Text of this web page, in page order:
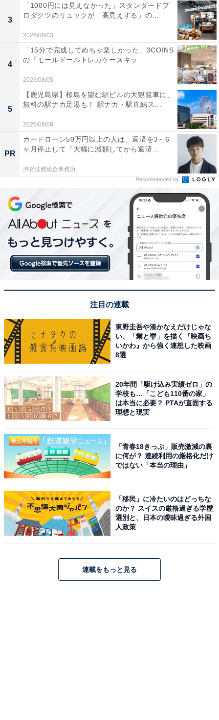
3
「1000円には見えなかった」スタンダードプ
ロダクツのリュックが「高見えする」の...
2026/08/03
4
「15分で完成してめちゃ楽しかった」3COINS
の「モールドールトレカケースキッ...
2026/08/05
5
【鹿児島県】桜島を望む駅ビルの大観覧車に、
無料の駅ナカ足湯も！ 駅ナカ・駅直結ス...
2026/08/08
PR
カードローン50万円以上の人は、返済を3～6
ヶ月停止して『大幅に減額してから返済...
渋谷法務総合事務所
Recommended by
注目の連載
東野圭吾や湊かなえだけじゃな
い、「業と罪」を描く『映画ち
いかわ』から強く連想した映画
8選
20年間「駆け込み実績ゼロ」の
学校も…「こども110番の家」
は本当に必要？ PTAが直面する
理想と現実
「青春18きっぷ」販売激減の裏
に何が？ 連続利用の厳格化だけ
ではない「本当の理由」
「移民」に冷たいのはどっちな
のか？ スイスの厳格過ぎる学歴
選別と、日本の曖昧過ぎる外国
人政策
連載をもっと見る